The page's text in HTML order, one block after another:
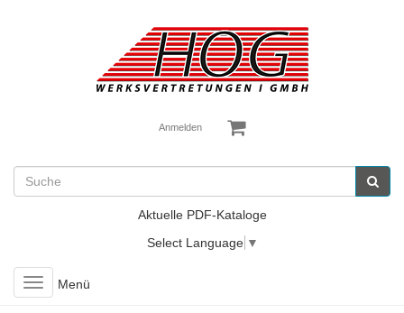
Anmelden
Aktuelle PDF-Kataloge
Select Language ▼
Toggle
navigation
Menü